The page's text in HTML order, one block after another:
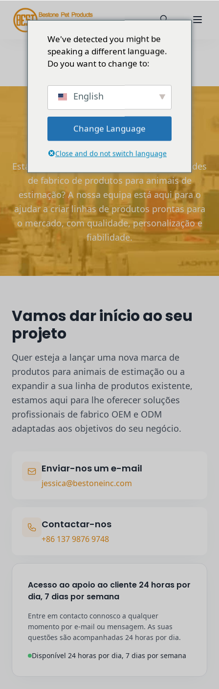
Vamos construir juntos
EntraToque
Está pronto para discutir as suas necessidades
de fabrico de produtos para animais de
estimação? A nossa equipa está aqui para o
ajudar a criar linhas de produtos prontas para
o mercado, com qualidade, personalização e
fiabilidade.
Vamos dar início ao seu
projeto
Quer esteja a lançar uma nova marca de
produtos para animais de estimação ou a
expandir a sua linha de produtos existente,
estamos aqui para lhe oferecer soluções
profissionais de fabrico OEM e ODM
adaptadas aos objetivos do seu negócio.
Enviar-nos um e-mail
jessica@bestoneinc.com
Contactar-nos
+86 137 9876 9748
Acesso ao apoio ao cliente 24 horas por
dia, 7 dias por semana
Entre em contacto connosco a qualquer
momento por e-mail ou mensagem. As suas
questões são acompanhadas 24 horas por dia.
Disponível 24 horas por dia, 7 dias por semana
We've detected you might be
speaking a different language.
Do you want to change to:
English
Change Language
Close and do not switch language